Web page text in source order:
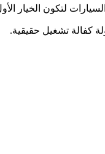
لتكون الخيار الأول
كفالة تشغيل حقيقية.